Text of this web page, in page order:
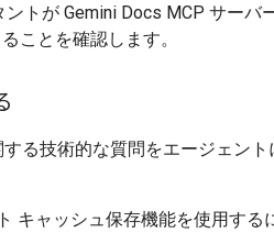
トが Gemini Docs MCP サーバ
ことを確認します。
る技術的な質問をエージェント
キャッシュ保存機能を使用する